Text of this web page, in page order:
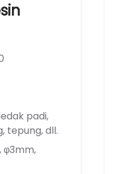
padi,
tepung, dll.
φ3mm,